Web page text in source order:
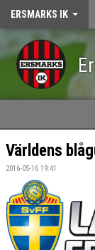
ERSMARKS IK
HEM
NYHETER
KALENDER
OM ERSMARKS IK
Världens
2016-05-16 19:41